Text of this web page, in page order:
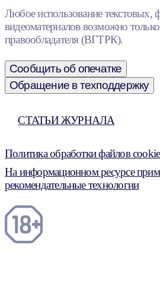
Любое использование текстовых,
видеоматериалов возможно только
правообладателя (ВГТРК).
Сообщить об опечатке
Обращение в техподдержку
СТАТЬИ ЖУРНАЛА
Политика обработки файлов cookie
На информационном ресурсе
рекомендательные технологии